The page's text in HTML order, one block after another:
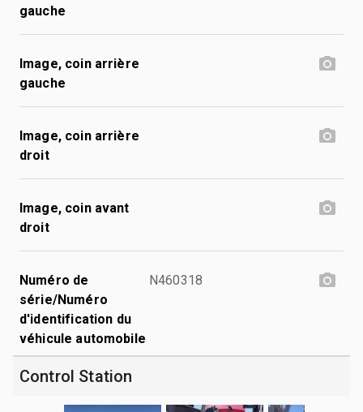
gauche
Image, coin arrière
gauche
Image, coin arrière
droit
Image, coin avant
droit
Numéro de
série/Numéro
d'identification du
véhicule automobile
N460318
Control Station